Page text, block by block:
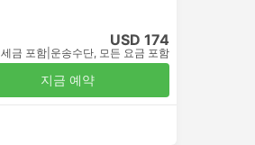
USD 174
세금 포함 운송수단, 모든 요금 포함
지금 예약